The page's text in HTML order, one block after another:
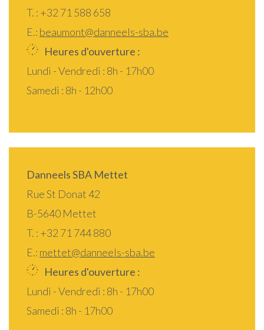
T. : +32 71 588 658
E.: beaumont@danneels-sba.be
Heures d'ouverture :
Lundi - Vendredi : 8h - 17h00
Samedi : 8h - 12h00
Danneels SBA Mettet
Rue St Donat 42
B-5640 Mettet
T. : +32 71 744 880
E.: mettet@danneels-sba.be
Heures d'ouverture :
Lundi - Vendredi : 8h - 17h00
Samedi : 8h - 17h00